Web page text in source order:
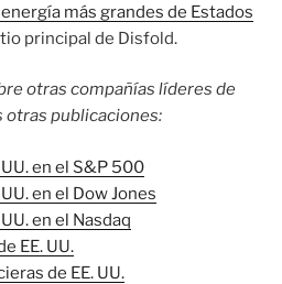
más grandes de Estados
principal de Disfold.
otras compañías líderes de
otras publicaciones:
en el S&P 500
en el Dow Jones
en el Nasdaq
EE. UU.
de EE. UU.